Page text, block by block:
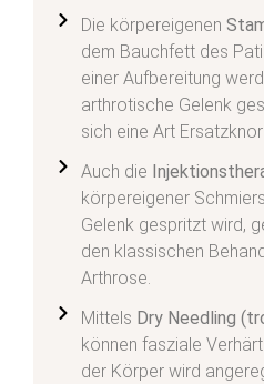
Die körpereigenen
dem Bauchfett des
einer Aufbereitung
arthrotische Gelenk
sich eine Art
Auch die
körpereigener
Gelenk gespritzt wird,
den klassischen
Arthrose.
Mittels Dry Needling
können fasziale
der Körper wird